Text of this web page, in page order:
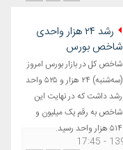
رشد ۲۴ هزار واحدی
شاخص بورس
شاخص کل در بازار بورس امروز
(‌سه‌شنبه) ۲۴ هزار و ۵۲۵ واحد
رشد داشت که در نهایت این
شاخص به رقم یک میلیون و
۵۱۴ هزار واحد رسید.